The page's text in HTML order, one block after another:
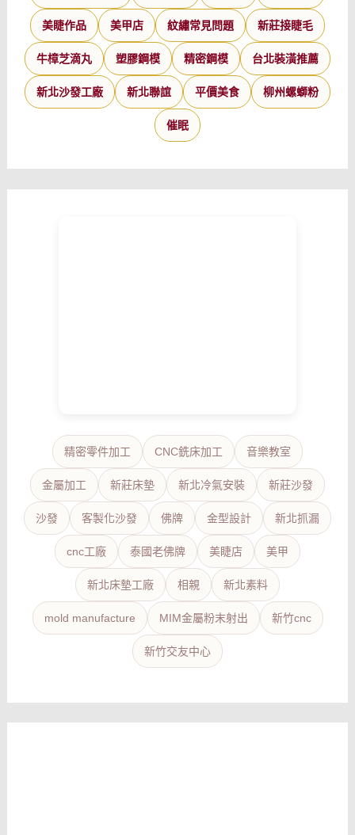
美睫作品 美甲店 紋繡常見問題 新莊接睫毛
牛樟芝滴丸 塑膠鋼模 精密鋼模 台北裝潢推薦
新北沙發工廠 新北聯誼 平價美食 柳州螺螄粉
催眠
精密零件加工 CNC銑床加工 音樂教室
金屬加工 新莊床墊 新北冷氣安裝 新莊沙發
沙發 客製化沙發 佛牌 金型設計 新北抓漏
cnc工廠 泰國老佛牌 美睫店 美甲
新北床墊工廠 相親 新北素料
mold manufacture MIM金屬粉末射出 新竹cnc
新竹交友中心